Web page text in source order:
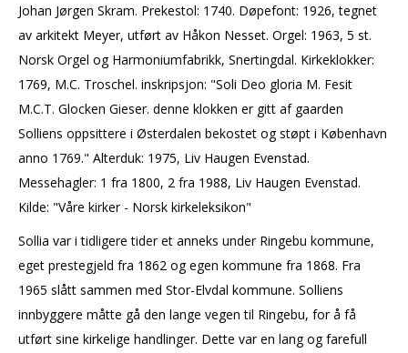
Johan Jørgen Skram. Prekestol: 1740. Døpefont: 1926, tegnet
av arkitekt Meyer, utført av Håkon Nesset. Orgel: 1963, 5 st.
Norsk Orgel og Harmoniumfabrikk, Snertingdal. Kirkeklokker:
1769, M.C. Troschel. inskripsjon: "Soli Deo gloria M. Fesit
M.C.T. Glocken Gieser. denne klokken er gitt af gaarden
Solliens oppsittere i Østerdalen bekostet og støpt i København
anno 1769." Alterduk: 1975, Liv Haugen Evenstad.
Messehagler: 1 fra 1800, 2 fra 1988, Liv Haugen Evenstad.
Kilde: "Våre kirker - Norsk kirkeleksikon"
Sollia var i tidligere tider et anneks under Ringebu kommune,
eget prestegjeld fra 1862 og egen kommune fra 1868. Fra
1965 slått sammen med Stor-Elvdal kommune. Solliens
innbyggere måtte gå den lange vegen til Ringebu, for å få
utført sine kirkelige handlinger. Dette var en lang og farefull